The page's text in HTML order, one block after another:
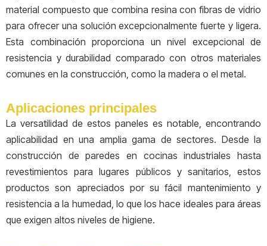
material compuesto que combina resina con fibras de vidrio
para ofrecer una solución excepcionalmente fuerte y ligera.
Esta combinación proporciona un nivel excepcional de
resistencia y durabilidad comparado con otros materiales
comunes en la construcción, como la madera o el metal.
Aplicaciones principales
La versatilidad de estos paneles es notable, encontrando
aplicabilidad en una amplia gama de sectores. Desde la
construcción de paredes en cocinas industriales hasta
revestimientos para lugares públicos y sanitarios, estos
productos son apreciados por su fácil mantenimiento y
resistencia a la humedad, lo que los hace ideales para áreas
que exigen altos niveles de higiene.